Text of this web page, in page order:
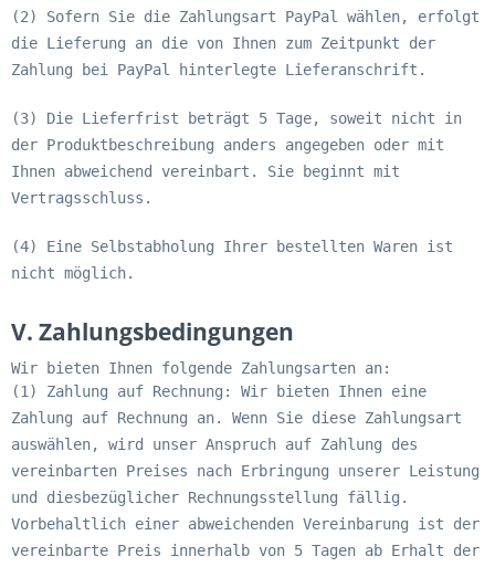
(2) Sofern Sie die Zahlungsart PayPal wählen, erfolgt
die Lieferung an die von Ihnen zum Zeitpunkt der
Zahlung bei PayPal hinterlegte Lieferanschrift.
(3) Die Lieferfrist beträgt 5 Tage, soweit nicht in
der Produktbeschreibung anders angegeben oder mit
Ihnen abweichend vereinbart. Sie beginnt mit
Vertragsschluss.
(4) Eine Selbstabholung Ihrer bestellten Waren ist
nicht möglich.
V. Zahlungsbedingungen
Wir bieten Ihnen folgende Zahlungsarten an:
(1) Zahlung auf Rechnung: Wir bieten Ihnen eine
Zahlung auf Rechnung an. Wenn Sie diese Zahlungsart
auswählen, wird unser Anspruch auf Zahlung des
vereinbarten Preises nach Erbringung unserer Leistung
und diesbezüglicher Rechnungsstellung fällig.
Vorbehaltlich einer abweichenden Vereinbarung ist der
vereinbarte Preis innerhalb von 5 Tagen ab Erhalt der